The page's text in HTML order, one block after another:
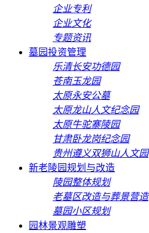
企业专利
企业文化
专题资讯
墓园投资管理
乐清长安功德园
苍南玉龙园
太原永安公墓
太原龙山人文纪念园
太原牛驼寨陵园
甘肃卧龙岗纪念园
贵州遵义双狮山人文园
新老陵园规划与改造
陵园整体规划
老墓区改造与葬景营造
墓园小区规划
园林景观雕塑